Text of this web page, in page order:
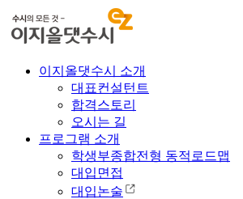
이지올댓수시 소개
대표컨설턴트
합격스토리
오시는 길
프로그램 소개
학생부종합전형 동적로드맵
대입면접
대입논술